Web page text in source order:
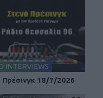
INTERVIEWS
Πρέσινγκ 18/7/2026